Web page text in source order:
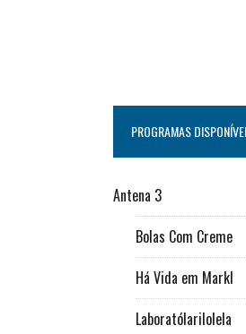
PROGRAMAS
Antena 3
Bolas Com Creme
Há Vida em Markl
Laboratólarilolela